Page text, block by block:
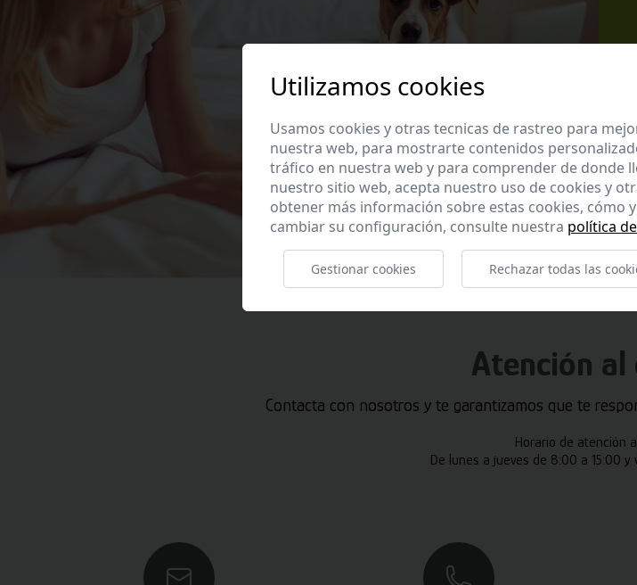
Atención al
Contacta con nosotros y te garantizamos que te
Horario de atención
De lunes a jueves de 8:00 a 15:00
Utilizamos cookies
Usamos cookies y otras tecnicas de rastreo para
nuestra web, para mostrarte contenidos
tráfico en nuestra web y para comprender de donde
nuestro sitio web, acepta nuestro uso de cookies y
obtener más información sobre estas cookies, cómo
cambiar su configuración, consulte nuestra política
Gestionar cookies Rechazar todas las